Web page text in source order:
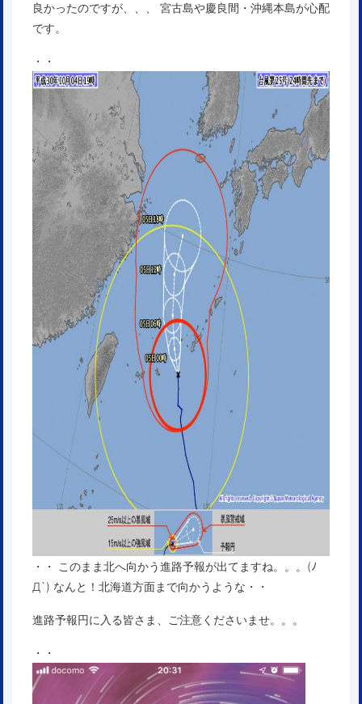
良かったのですが、、、 宮古島や慶良間・沖縄本島が心配
です。
・・
・・ このまま北へ向かう進路予報が出てますね。。。(ﾉ
Д`) なんと！北海道方面まで向かうような・・
進路予報円に入る皆さま、ご注意くださいませ。。。
・・